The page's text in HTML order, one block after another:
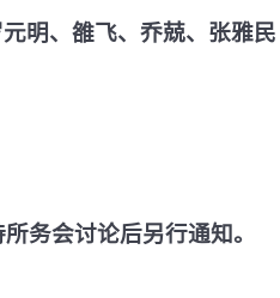
明、雒飞、乔兢、张雅民
务会讨论后另行通知。